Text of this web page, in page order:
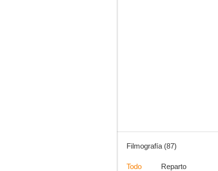
Filmografía (87)
Todo Reparto